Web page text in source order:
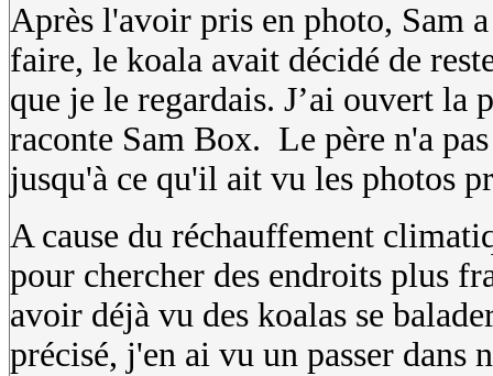
Après l'avoir pris en photo, Sam
faire, le koala avait décidé de
que je le regardais. J’ai ouvert
raconte Sam Box. Le père n'a
jusqu'à ce qu'il ait vu les photos
A cause du réchauffement
pour chercher des endroits plus
avoir déjà vu des koalas se
précisé, j'en ai vu un passer dans